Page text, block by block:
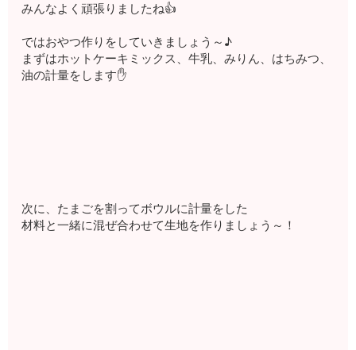
みんなよく頑張りましたね👍
ではおやつ作りをしていきましょう～♪
まずはホットケーキミックス、牛乳、みりん、はちみつ、
油の計量をします✋
次に、たまごを割ってボウルに計量をした
材料と一緒に混ぜ合わせて生地を作りましょう～！